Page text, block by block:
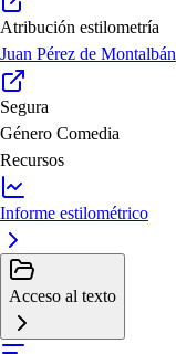
Atribución estilometría
Juan Pérez de Montalbán
Segura
Género Comedia
Recursos
Informe estilométrico
Acceso al texto